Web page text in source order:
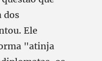
dos
Ele
"atinja